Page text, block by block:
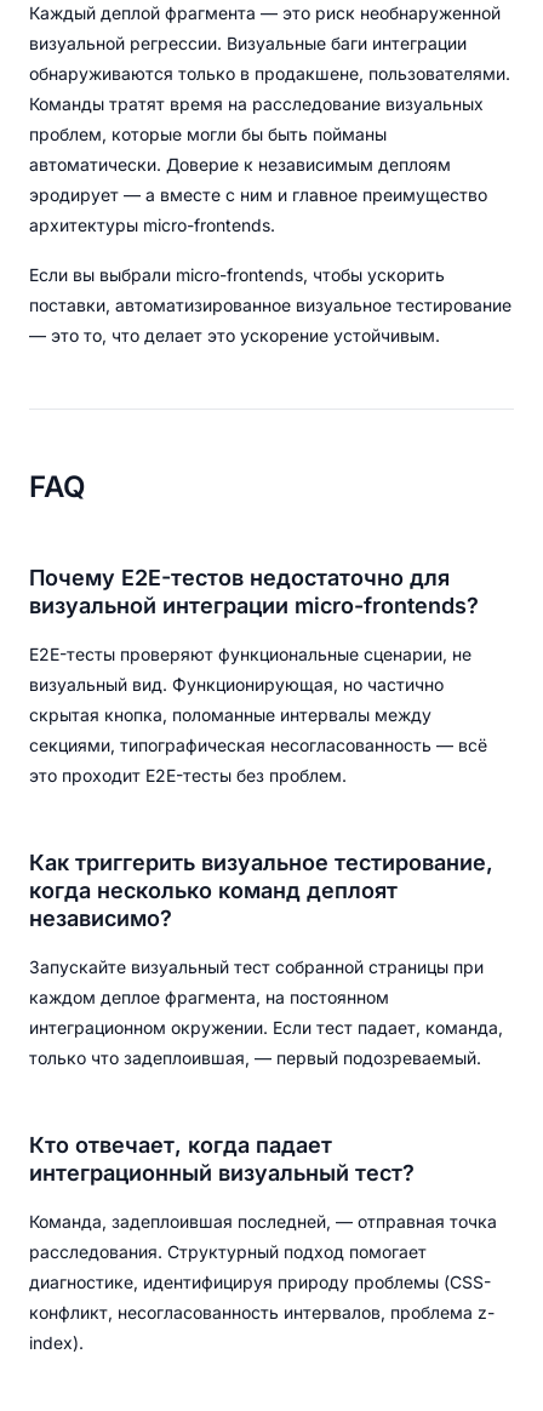
Каждый деплой фрагмента — это риск необнаруженной
визуальной регрессии. Визуальные баги интеграции
обнаруживаются только в продакшене, пользователями.
Команды тратят время на расследование визуальных
проблем, которые могли бы быть пойманы
автоматически. Доверие к независимым деплоям
эродирует — а вместе с ним и главное преимущество
архитектуры micro-frontends.
Если вы выбрали micro-frontends, чтобы ускорить
поставки, автоматизированное визуальное тестирование
— это то, что делает это ускорение устойчивым.
FAQ
Почему E2E-тестов недостаточно для
визуальной интеграции micro-frontends?
E2E-тесты проверяют функциональные сценарии, не
визуальный вид. Функционирующая, но частично
скрытая кнопка, поломанные интервалы между
секциями, типографическая несогласованность — всё
это проходит E2E-тесты без проблем.
Как триггерить визуальное тестирование,
когда несколько команд деплоят
независимо?
Запускайте визуальный тест собранной страницы при
каждом деплое фрагмента, на постоянном
интеграционном окружении. Если тест падает, команда,
только что задеплоившая, — первый подозреваемый.
Кто отвечает, когда падает
интеграционный визуальный тест?
Команда, задеплоившая последней, — отправная точка
расследования. Структурный подход помогает
диагностике, идентифицируя природу проблемы (CSS-
конфликт, несогласованность интервалов, проблема z-
index).